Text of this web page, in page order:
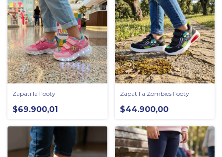
Zapatilla Footy
$69.900,01
Zapatilla Zombies Footy
$44.900,00